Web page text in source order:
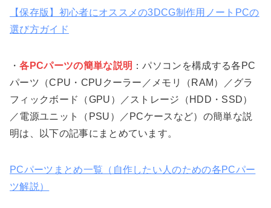
【保存版】初心者にオススメの3DCG制作用ノートPCの
選び方ガイド
・各PCパーツの簡単な説明 ：パソコンを構成する各PC
パーツ（CPU・CPUクーラー／メモリ（RAM）／グラ
フィックボード（GPU）／ストレージ（HDD・SSD）
／電源ユニット（PSU）／PCケースなど）の簡単な説
明は、以下の記事にまとめています。
PCパーツまとめ一覧（自作したい人のための各PCパー
ツ解説）